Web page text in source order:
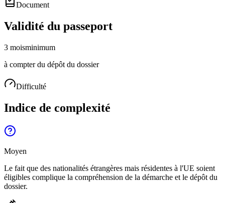
Document
Validité du passeport
3 moisminimum
à compter du dépôt du dossier
Difficulté
Indice de complexité
Moyen
Le fait que des nationalités étrangères mais résidentes à l'UE soient
éligibles complique la compréhension de la démarche et le dépôt du
dossier.